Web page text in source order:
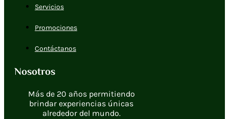
Servicios
Promociones
Contáctanos
Nosotros
Más de 20 años permitiendo
brindar experiencias únicas
alrededor del mundo.